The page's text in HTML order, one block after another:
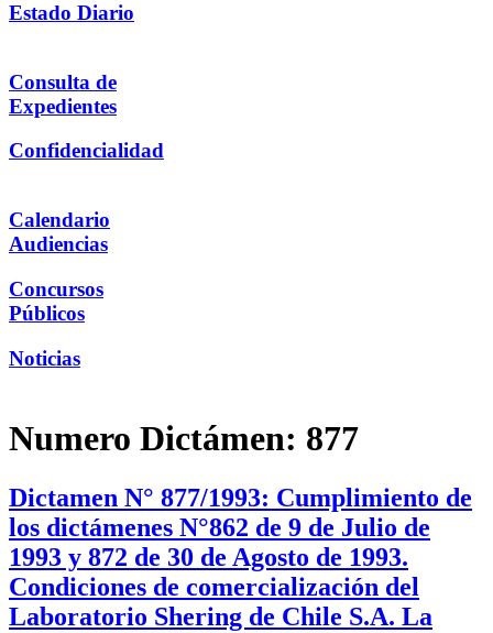
Estado Diario
Consulta de
Expedientes
Confidencialidad
Calendario
Audiencias
Concursos
Públicos
Noticias
Numero Dictámen: 877
Dictamen N° 877/1993: Cumplimiento de
los dictámenes N°862 de 9 de Julio de
1993 y 872 de 30 de Agosto de 1993.
Condiciones de comercialización del
Laboratorio Shering de Chile S.A. La